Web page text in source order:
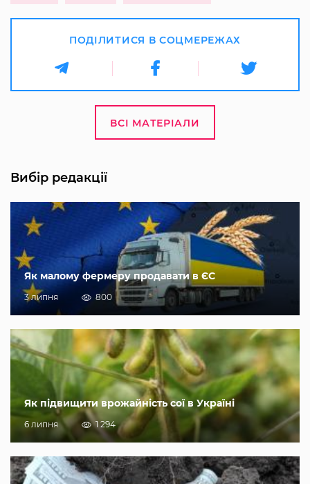
ПОДІЛИТИСЯ В СОЦМЕРЕЖАХ
ВСІ МАТЕРІАЛИ
Вибір редакції
Як малому фермеру продавати в ЄС
3 липня 800
Як підвищити врожайність сої в Україні
6 липня 1 294